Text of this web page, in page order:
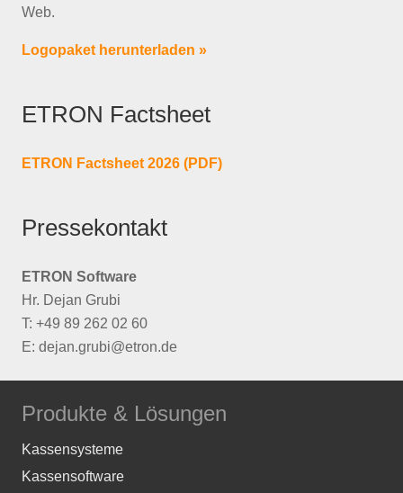
Web.
Logopaket herunterladen »
ETRON Factsheet
ETRON Factsheet 2026 (PDF)
Pressekontakt
ETRON Software
Hr. Dejan Grubi
T: +49 89 262 02 60
E: dejan.grubi@etron.de
Produkte & Lösungen
Kassensysteme
Kassensoftware